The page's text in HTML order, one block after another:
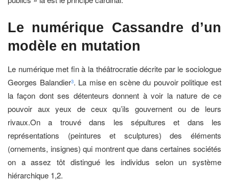
Le numérique Cassandre d’un
modèle en mutation
Le numérique met fin à la théâtrocratie décrite par le sociologue
Georges Balandier3. La mise en scène du pouvoir politique est
la façon dont ses détenteurs donnent à voir la nature de ce
pouvoir aux yeux de ceux qu’ils gouvernent ou de leurs
rivaux.On a trouvé dans les sépultures et dans les
représentations (peintures et sculptures) des éléments
(ornements, insignes) qui montrent que dans certaines sociétés
on a assez tôt distingué les individus selon un système
hiérarchique 1,2.